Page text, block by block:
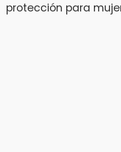
protección para